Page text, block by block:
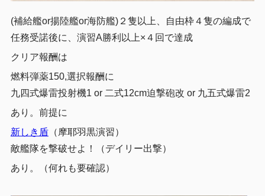
(補給艦or揚陸艦or海防艦)２隻以上、自由枠４隻の編成で
任務受諾後に、演習A勝利以上×４回で達成
クリア報酬は
燃料弾薬150,選択報酬に
九四式爆雷投射機1 or 二式12cm迫撃砲改 or 九五式爆雷2
あり。前提に
新しき盾（摩耶羽黒演習）
敵艦隊を撃破せよ！（デイリー出撃）
あり。（何れも要確認）